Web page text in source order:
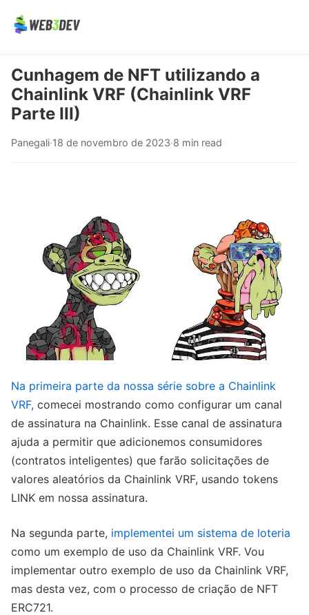
Cunhagem de NFT utilizando a
Chainlink VRF (Chainlink VRF
Parte III)
Panegali·18 de novembro de 2023·8 min read
Na primeira parte da nossa série sobre a Chainlink
VRF, comecei mostrando como configurar um canal
de assinatura na Chainlink. Esse canal de assinatura
ajuda a permitir que adicionemos consumidores
(contratos inteligentes) que farão solicitações de
valores aleatórios da Chainlink VRF, usando tokens
LINK em nossa assinatura.
Na segunda parte, implementei um sistema de loteria
como um exemplo de uso da Chainlink VRF. Vou
implementar outro exemplo de uso da Chainlink VRF,
mas desta vez, com o processo de criação de NFT
ERC721.